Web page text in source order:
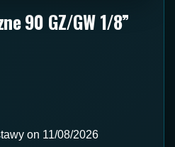
90 GZ/GW 1/8”
on 11/08/2026